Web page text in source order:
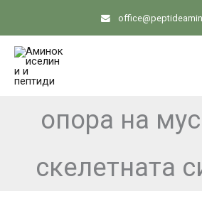
content
опора на
скелетната